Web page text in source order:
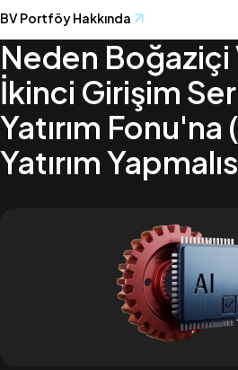
BV Portföy Hakkında
Neden
İkinci Girişim
Yatırım Fonu'na
Yatırım
Erken aşamada
yatırım
ölçek ve
tek fon BV